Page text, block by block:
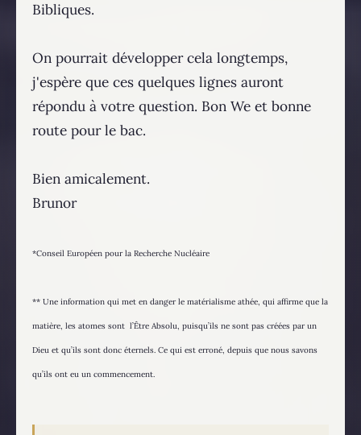
Bibliques.
On pourrait développer cela longtemps,
j'espère que ces quelques lignes auront
répondu à votre question. Bon We et bonne
route pour le bac.
Bien amicalement.
Brunor
*Conseil Européen pour la Recherche Nucléaire
** Une information qui met en danger le matérialisme athée, qui affirme que la
matière, les atomes sont l’Être Absolu, puisqu’ils ne sont pas créées par un
Dieu et qu’ils sont donc éternels. Ce qui est erroné, depuis que nous savons
qu’ils ont eu un commencement.